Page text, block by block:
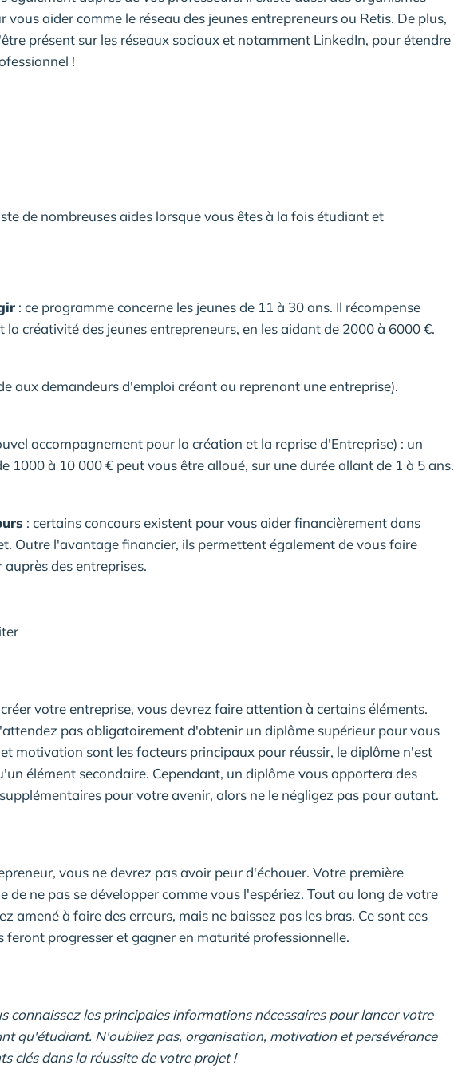
vous aider comme le réseau des jeunes entrepreneurs ou Retis. De plus,
présent sur les réseaux sociaux et notamment LinkedIn, pour étendre
!
de nombreuses aides lorsque vous êtes à la fois étudiant et
: ce programme concerne les jeunes de 11 à 30 ans. Il récompense
la créativité des jeunes entrepreneurs, en les aidant de 2000 à 6000 €.
aux demandeurs d'emploi créant ou reprenant une entreprise).
accompagnement pour la création et la reprise d'Entreprise) : un
1000 à 10 000 € peut vous être alloué, sur une durée allant de 1 à 5 ans.
: certains concours existent pour vous aider financièrement dans
Outre l'avantage financier, ils permettent également de vous faire
auprès des entreprises.
votre entreprise, vous devrez faire attention à certains éléments.
pas obligatoirement d'obtenir un diplôme supérieur pour vous
motivation sont les facteurs principaux pour réussir, le diplôme n'est
élément secondaire. Cependant, un diplôme vous apportera des
pour votre avenir, alors ne le négligez pas pour autant.
vous ne devrez pas avoir peur d'échouer. Votre première
de ne pas se développer comme vous l'espériez. Tout au long de votre
amené à faire des erreurs, mais ne baissez pas les bras. Ce sont ces
feront progresser et gagner en maturité professionnelle.
connaissez les principales informations nécessaires pour lancer votre
qu'étudiant. N'oubliez pas, organisation, motivation et persévérance
clés dans la réussite de votre projet !